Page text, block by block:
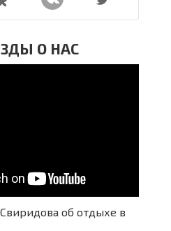
О НАС
об отдыхе в